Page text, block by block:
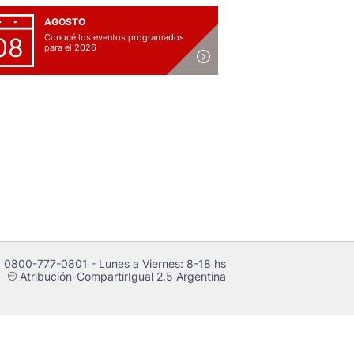
AGOSTO
Conocé los eventos programados
para el 2026
0800-777-0801 - Lunes a Viernes: 8-18 hs
cAtribución-CompartirIgual 2.5 Argentina